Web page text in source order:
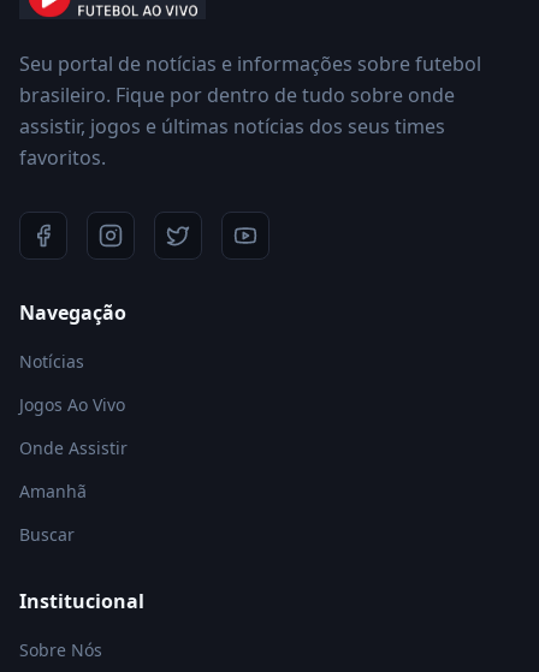
Seu portal de notícias e informações sobre futebol
brasileiro. Fique por dentro de tudo sobre onde
assistir, jogos e últimas notícias dos seus times
favoritos.
Navegação
Notícias
Jogos Ao Vivo
Onde Assistir
Amanhã
Buscar
Institucional
Sobre Nós